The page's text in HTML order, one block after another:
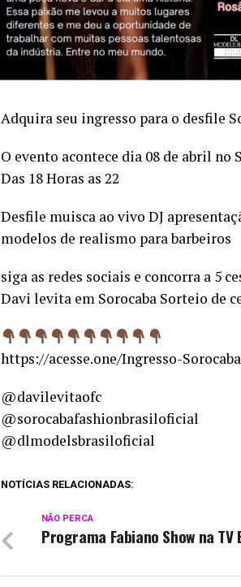
Adquira seu ingresso para o desfile
O evento acontece dia 08 de abril no
Das 18 Horas as 22
Desfile muisca ao vivo DJ
modelos de realismo para barbeiros
siga as redes sociais e concorra a 5
Davi levita em Sorocaba Sorteio de
https://acesse.one/Ingresso-
@davilevitaofc
@sorocabafashionbrasiloficial
@dlmodelsbrasiloficial
NOTÍCIAS RELACIONADAS:
NÃO PERCA
Programa Fabiano Show na TV